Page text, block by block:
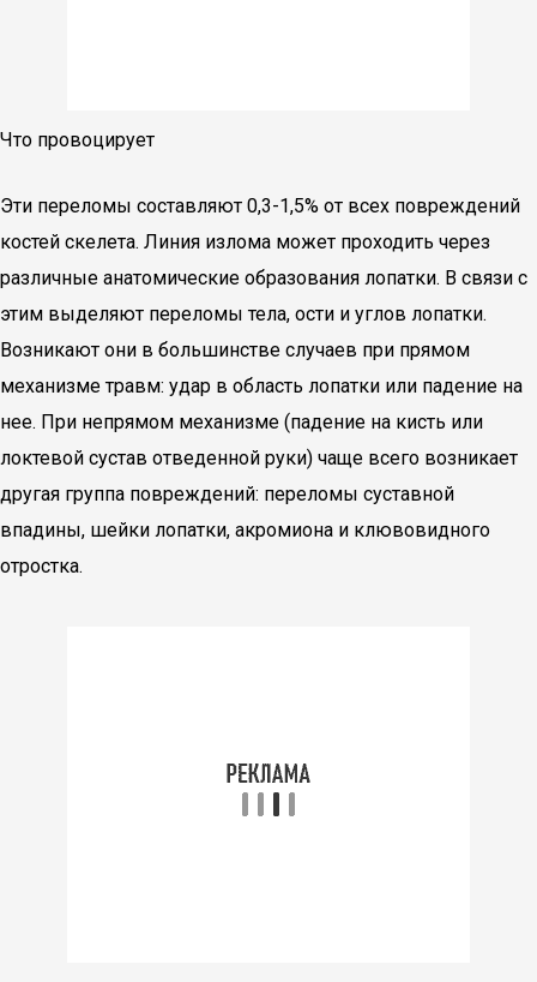
Что провоцирует
Эти переломы составляют 0,3-1,5% от всех повреждений
костей скелета. Линия излома может проходить через
различные анатомические образования лопатки. В связи с
этим выделяют переломы тела, ости и углов лопатки.
Возникают они в большинстве случаев при прямом
механизме травм: удар в область лопатки или падение на
нее. При непрямом механизме (падение на кисть или
локтевой сустав отведенной руки) чаще всего возникает
другая группа повреждений: переломы суставной
впадины, шейки лопатки, акромиона и клювовидного
отростка.